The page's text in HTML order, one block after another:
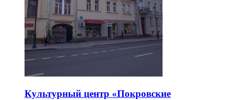
Культурный центр «Покровские